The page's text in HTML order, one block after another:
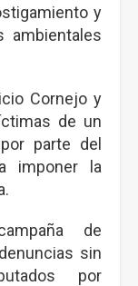
y
ambientales
Cornejo y
de un
parte del
imponer la
de
sin
por